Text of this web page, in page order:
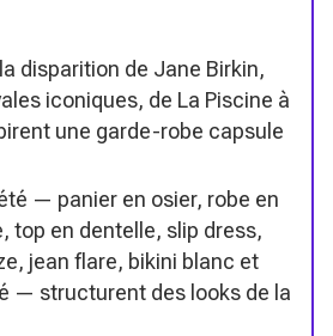
disparition de Jane Birkin,
iconiques, de La Piscine à
une garde-robe capsule
— panier en osier, robe en
top en dentelle, slip dress,
jean flare, bikini blanc et
— structurent des looks de la